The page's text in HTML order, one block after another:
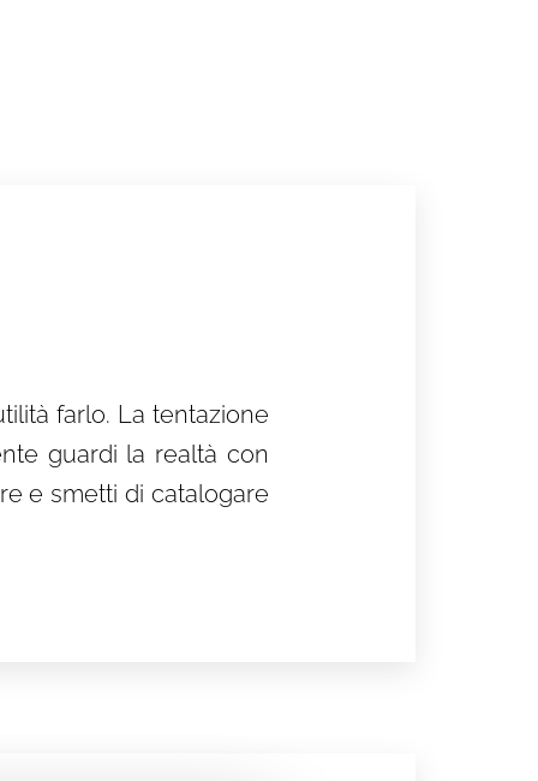
farlo. La tentazione
guardi la realtà con
e smetti di catalogare